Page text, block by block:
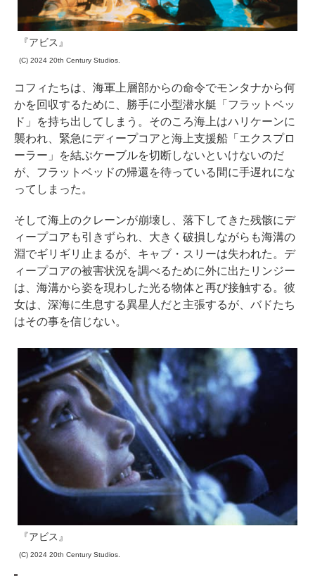
『アビス』
(C) 2024 20th Century Studios.
コフィたちは、海軍上層部からの命令でモンタナから何
かを回収するために、勝手に小型潜水艇「フラットベッ
ド」を持ち出してしまう。そのころ海上はハリケーンに
襲われ、緊急にディープコアと海上支援船「エクスプロ
ーラー」を結ぶケーブルを切断しないといけないのだ
が、フラットベッドの帰還を待っている間に手遅れにな
ってしまった。
そして海上のクレーンが崩壊し、落下してきた残骸にデ
ィープコアも引きずられ、大きく破損しながらも海溝の
淵でギリギリ止まるが、キャブ・スリーは失われた。デ
ィープコアの被害状況を調べるために外に出たリンジー
は、海溝から姿を現わした光る物体と再び接触する。彼
女は、深海に生息する異星人だと主張するが、バドたち
はその事を信じない。
『アビス』
(C) 2024 20th Century Studios.